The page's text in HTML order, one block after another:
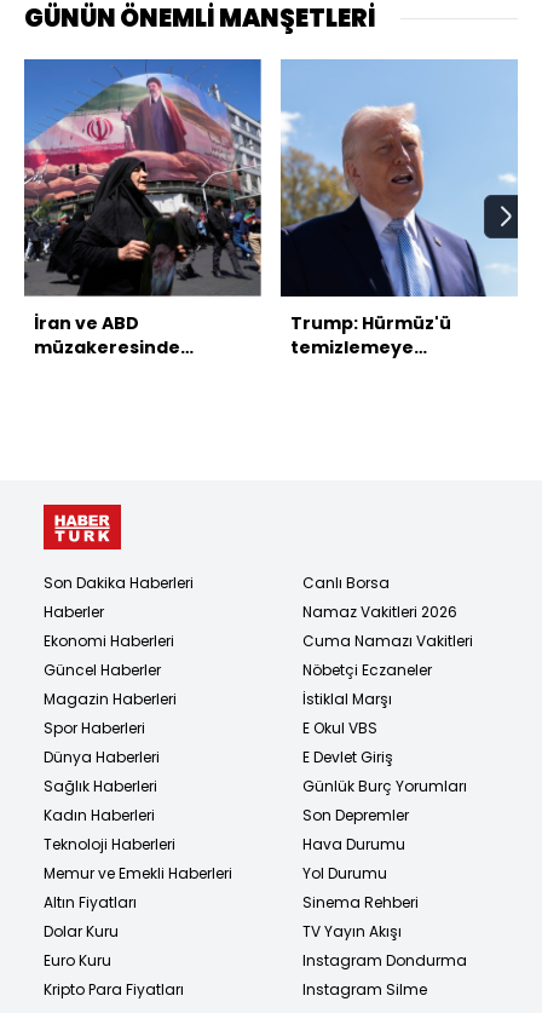
GÜNÜN ÖNEMLİ MANŞETLERİ
İran ve ABD
müzakeresinde
Trump: Hürmüz'ü
temizlemeye
Son Dakika Haberleri
Haberler
Ekonomi Haberleri
Güncel Haberler
Magazin Haberleri
Spor Haberleri
Dünya Haberleri
Sağlık Haberleri
Kadın Haberleri
Teknoloji Haberleri
Memur ve Emekli Haberleri
Altın Fiyatları
Dolar Kuru
Euro Kuru
Kripto Para Fiyatları
Canlı Borsa
Namaz Vakitleri 2026
Cuma Namazı Vakitleri
Nöbetçi Eczaneler
İstiklal Marşı
E Okul VBS
E Devlet Giriş
Günlük Burç Yorumları
Son Depremler
Hava Durumu
Yol Durumu
Sinema Rehberi
TV Yayın Akışı
Instagram Dondurma
Instagram Silme